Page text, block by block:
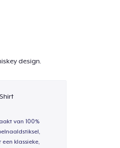
design.
van 100%
klassieke,